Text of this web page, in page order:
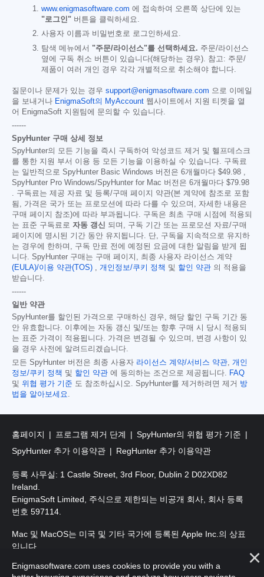
www.enigmasoftware.com 에 접속하여 오른쪽 상단에 있는
"로그인" 버튼을 클릭하세요.
사용자 이름과 비밀번호로 로그인하세요.
탐색 메뉴에서 "주문/라이선스"를 선택하세요. 주문/라이선스
옆에 구독 취소 버튼이 있습니다(해당하는 경우). 참고: 주문/
제품이 여러 개인 경우 각각 개별적으로 취소해야 합니다.
질문이나 문제가 있는 경우 support@enigmasoftware.com 으로 이메일
을 보내거나 EnigmaSoft의 MyAccount 웹사이트에서 지원 티켓을 열
어 EnigmaSoft 지원팀에 문의할 수 있습니다.
------
SpyHunter 구매 상세 정보
SpyHunter의 모든 기능을 즉시 구독하여 악성코드 제거 및 헬프데스크
를 통한 지원 부서 이용 등 모든 기능을 이용하실 수 있습니다. 구독료
는 일반적으로 SpyHunter Basic Windows 버전은 6개월마다 $49.98
SpyHunter Pro Windows/SpyHunter for Mac 버전은 6개월마다 $79.98
. 구독료는 제공 자료 및 등록/구매 페이지 약관(본 계약에 참조로 포함
됨, 가격은 국가 또는 프로모션에 따라 다를 수 있으며, 자세한 내용은
구매 페이지 참조)에 따라 부과됩니다. 구독은 최초 구매 시점에 적용되
는 표준 구독료로 자동 갱신
되며, 구독 기간 또는 프로모션 자료/구매
페이지에 명시된 기간 동안 유지됩니다. 단, 구독을 지속적으로 유지하
는 경우에 한하며, 구독 만료 전에 예정된 요금에 대한 알림을 받게 됩
니다. SpyHunter 구매는 구매 페이지, 최종 사용자 라이선스 계약
(EULA)/이용 약관(TOS)
개인정보/쿠키 정책 및 할인 약관 의 적용을
받습니다.
------
일반 약관
SpyHunter를 할인된 가격으로 구매하신 경우, 해당 할인 구독 기간 동
안 유효합니다. 이후에는 자동 갱신 및/또는 향후 구매 시 당시 적용되
는 표준 가격이 적용됩니다. 가격은 변경될 수 있으며, 변경 사항이 있
을 경우 사전에 알려드리겠습니다.
모든 SpyHunter 버전은 최종 사용자 라이선스 계약/서비스 약관
개인
정보/쿠키 정책 및 할인 약관 에 동의하는 조건으로 제공됩니다.
FAQ
및 위협 평가 기준 도 참조하십시오. SpyHunter를 제거하려면 제거 방
법을 알아보세요
홈페이지 프로그램 제거 단계
SpyHunter의 위협 평가 기준
SpyHunter 추가 이용약관
RegHunter 추가 이용약관
등록 사무실: 1 Castle Street, 3rd Floor, Dublin 2 D02XD82
Ireland.
EnigmaSoft Limited, 주식으로 제한되는 비공개 회사, 회사 등록
번호 597114.
Mac 및 MacOS는 미국 및 기타 국가에 등록된 Apple Inc.의 상표
입니다.
저작권 2016-2026. EnigmaSoft Ltd. 판권 소유.
Enigmasoftware.com uses cookies to provide you with a